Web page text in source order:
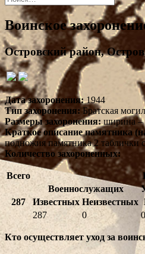
Воинское
Островский район,
Дата захоронения:1944
Тип захоронения: Братская
Размеры захоронения: ширина –
Краткое описание памятника
подножия памятника 2 таблички
Количество захороненных:
Всего
287
Военнослужащих
Известных Неизвестных
287
0 0
Кто осуществляет уход за